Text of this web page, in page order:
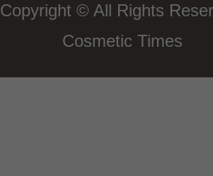
Copyright © All Rights
Cosmetic Times